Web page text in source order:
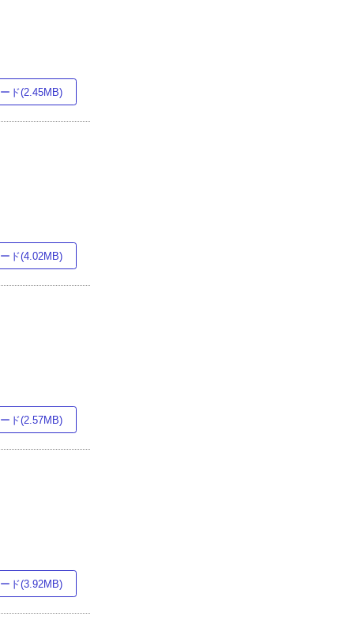
ド(2.45MB)
ド(4.02MB)
ド(2.57MB)
ド(3.92MB)